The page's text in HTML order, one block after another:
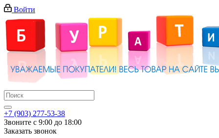
Войти
+7 (903) 277-53-38
Звоните с 9:00 до 18:00
Заказать звонок